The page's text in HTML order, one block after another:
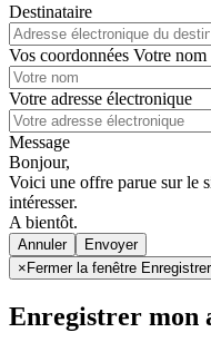
Destinataire
Vos coordonnées Votre nom
Votre adresse électronique
Message
Bonjour,
Voici une offre parue sur le
intéresser.
A bientôt.
Annuler
× Fermer la fenêtre
Enregistrer mon